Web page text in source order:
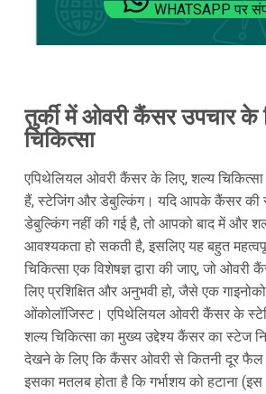
WHATSAPP पर
तुर्की में ओवरी कैंसर उपचार के
चिकित्सा
एपिथेलियल ओवरी कैंसर के लिए, शल्य चिकित्सा
हैं, स्टेजिंग और डेबुल्किंग। यदि आपके कैंसर की
डेबुल्किंग नहीं की गई है, तो आपको बाद में और
आवश्यकता हो सकती है, इसलिए यह बहुत
चिकित्सा एक विशेषज्ञ द्वारा की जाए, जो
लिए प्रशिक्षित और अनुभवी हो, जैसे एक
ओंकोलॉजिस्ट। एपिथेलियल ओवरी कैंसर के
शल्य चिकित्सा का मुख्य उद्देश्य कैंसर का स्टेज
देखने के लिए कि कैंसर ओवरी से कितनी दूर फैल
इसका मतलब होता है कि गर्भाशय को हटाना